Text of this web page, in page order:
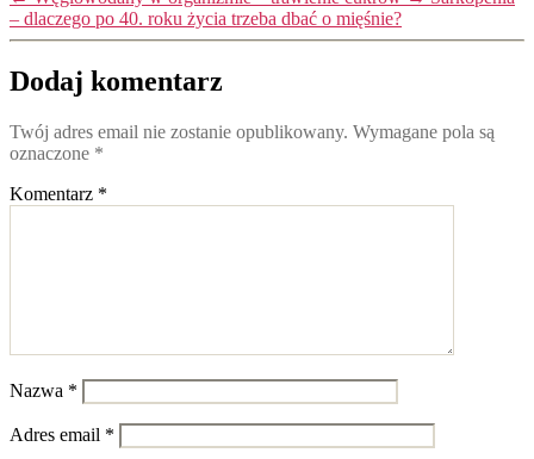
– dlaczego po 40. roku życia trzeba dbać o mięśnie?
Dodaj komentarz
Twój adres email nie zostanie opublikowany. Wymagane pola są
oznaczone *
Komentarz *
Nazwa *
Adres email *